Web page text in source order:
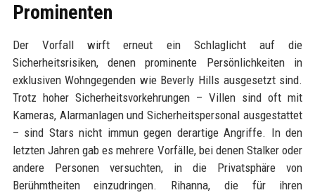
Prominenten
Der Vorfall wirft erneut ein Schlaglicht auf die
Sicherheitsrisiken, denen prominente Persönlichkeiten in
exklusiven Wohngegenden wie Beverly Hills ausgesetzt sind.
Trotz hoher Sicherheitsvorkehrungen – Villen sind oft mit
Kameras, Alarmanlagen und Sicherheitspersonal ausgestattet
– sind Stars nicht immun gegen derartige Angriffe. In den
letzten Jahren gab es mehrere Vorfälle, bei denen Stalker oder
andere Personen versuchten, in die Privatsphäre von
Berühmtheiten einzudringen. Rihanna, die für ihren